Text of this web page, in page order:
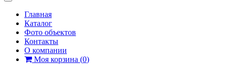
Главная
Каталог
Фото объектов
Контакты
О компании
Моя корзина (0)